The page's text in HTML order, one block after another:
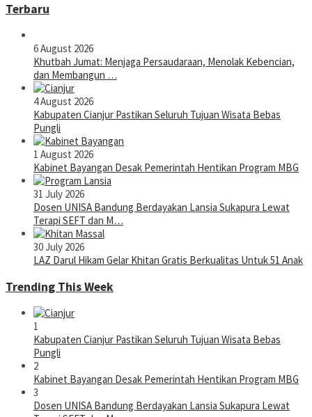
Terbaru
6 August 2026
Khutbah Jumat: Menjaga Persaudaraan, Menolak Kebencian,
dan Membangun …
4 August 2026
Kabupaten Cianjur Pastikan Seluruh Tujuan Wisata Bebas
Pungli
1 August 2026
Kabinet Bayangan Desak Pemerintah Hentikan Program MBG
31 July 2026
Dosen UNISA Bandung Berdayakan Lansia Sukapura Lewat
Terapi SEFT dan M…
30 July 2026
LAZ Darul Hikam Gelar Khitan Gratis Berkualitas Untuk 51 Anak
Trending This Week
1
Kabupaten Cianjur Pastikan Seluruh Tujuan Wisata Bebas
Pungli
2
Kabinet Bayangan Desak Pemerintah Hentikan Program MBG
3
Dosen UNISA Bandung Berdayakan Lansia Sukapura Lewat